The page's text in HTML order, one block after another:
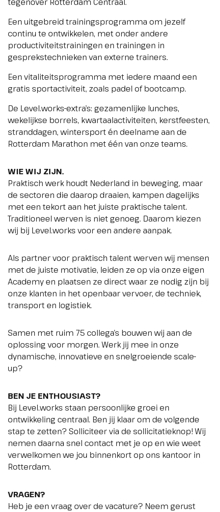
Een uitgebreid trainingsprogramma om jezelf
continu te ontwikkelen, met onder andere
productiviteitstrainingen en trainingen in
gesprekstechnieken van externe trainers.
Een vitaliteitsprogramma met iedere maand een
gratis sportactiviteit, zoals padel of bootcamp.
De Level.works-extra’s: gezamenlijke lunches,
wekelijkse borrels, kwartaalactiviteiten, kerstfeesten,
stranddagen, wintersport én deelname aan de
Rotterdam Marathon met één van onze teams.
WIE WIJ ZIJN.
Praktisch werk houdt Nederland in beweging, maar
de sectoren die daarop draaien, kampen dagelijks
met een tekort aan het juiste praktische talent.
Traditioneel werven is niet genoeg. Daarom kiezen
wij bij Level.works voor een andere aanpak.
Als partner voor praktisch talent werven wij mensen
met de juiste motivatie, leiden ze op via onze eigen
Academy en plaatsen ze direct waar ze nodig zijn bij
onze klanten in het openbaar vervoer, de techniek,
transport en logistiek.
Samen met ruim 75 collega’s bouwen wij aan de
oplossing voor morgen. Werk jij mee in onze
dynamische, innovatieve en snelgroeiende scale-
up?
BEN JE ENTHOUSIAST?
Bij Level.works staan persoonlijke groei en
ontwikkeling centraal. Ben jij klaar om de volgende
stap te zetten? Solliciteer via de sollicitatieknop! Wij
nemen daarna snel contact met je op en wie weet
verwelkomen we jou binnenkort op ons kantoor in
Rotterdam.
VRAGEN?
Heb je een vraag over de vacature? Neem gerust